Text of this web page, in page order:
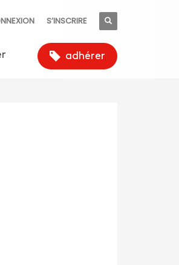
S’INSCRIRE
adhérer